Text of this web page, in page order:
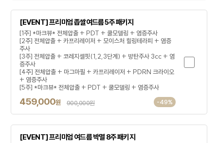
[EVENT] 프리미엄 좁쌀여드름 5주 패키지
[1주] *마크뷰* 전체압출 + PDT + 쿨모델링 + 염증주사
[2주] 전체압출 + 카프리레이저 + 모이스처 힐링테라피 + 염증
주사
[3주] 전체압출 + 코레지셀핏(1,2,3단계) + 방탄주사 3cc + 염
증주사
[4주] 전체압출 + 마그마필 + 카프리레이저 + PDRN 크라이오
+ 염증주사
[5주] *마크뷰* 전체압출 + PDT + 쿨모델링 + 염증주사
459,000원 900,000원 -49%
[EVENT] 프리미엄 여드름 박멸 8주 패키지